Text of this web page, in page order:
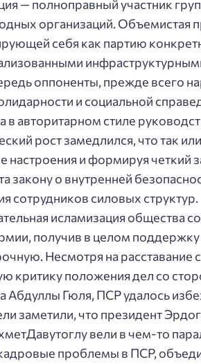
— полноправный участник
организаций. Объемистая
себя как партию
оппоненты, прежде всего
и социальной
в авторитарном стиле
рост замедлился, что так
настроения и формируя четкий
закону о внутренней
сотрудников силовых структур.
исламизация общества
получив в целом поддержку
Несмотря на
критику положения дел со
Абдуллы Гюля, ПСР удалось
заметили, что президент
вели в чем-то
проблемы в ПСР,